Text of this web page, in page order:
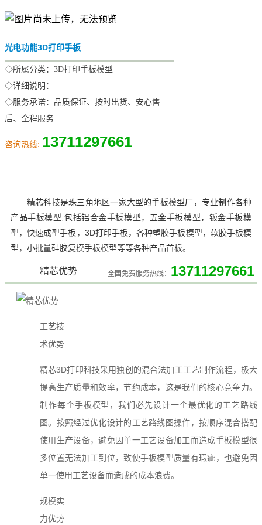
光电功能3D打印手板
◇所属分类：3D打印手板模型
◇详细说明：
◇服务承诺：品质保证、按时出货、安心售
后、全程服务
咨询热线: 13711297661
精芯科技是珠三角地区一家大型的手板模型厂，专业制作各种
产品手板模型,包括铝合金手板模型，五金手板模型，钣金手板模
型，快速成型手板， 3D打印手板，各种塑胶手板模型，软胶手板模
型，小批量硅胶复模手板模型等等各种产品首板。
精芯优势 全国免费服务热线： 13711297661
工艺技
术优势
精芯3D打印科技采用独创的混合法加工工艺制作流程，极大
提高生产质量和效率，节约成本，这是我们的核心竞争力。
制作每个手板模型，我们必先设计一个最优化的工艺路线
图。按照经过优化设计的工艺路线图操作，按顺序混合搭配
使用生产设备，避免因单一工艺设备加工而造成手板模型很
多位置无法加工到位，致使手板模型质量有瑕疵，也避免因
单一使用工艺设备而造成的成本浪费。
规模实
力优势